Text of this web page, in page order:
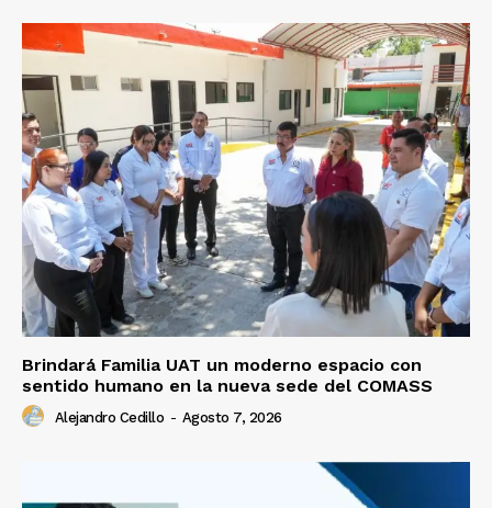
Brindará Familia UAT un moderno espacio con
sentido humano en la nueva sede del COMASS
Alejandro Cedillo - Agosto 7, 2026